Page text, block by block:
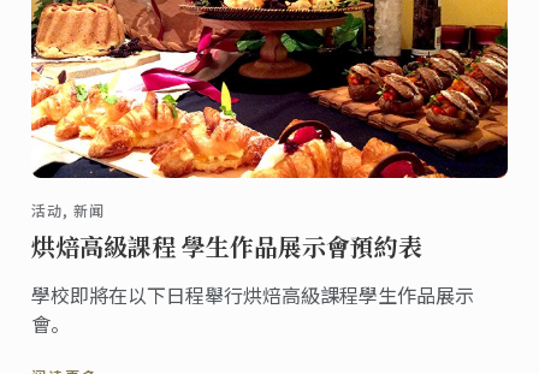
活动, 新闻
烘焙高級課程 學生作品展示會預約表
學校即將在以下日程舉行烘焙高級課程學生作品展示
會。